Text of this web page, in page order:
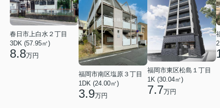
春日市上白水２丁目
3DK (57.95㎡)
8.8万円
福岡市南区塩原３丁目
1DK (24.00㎡)
3.9万円
福岡市東区松島１丁目
1K (30.04㎡)
7.7万円